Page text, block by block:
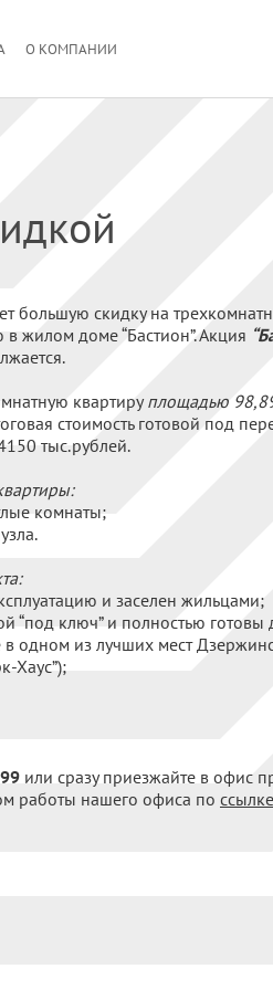
О КОМПАНИИ
большую скидку на
жилом доме “Бастион”. Акция
квартируплощадью
стоимость готовой под
тыс.рублей.
комнаты;
и заселен жильцами;
“под ключ” и полностью готовы
одном из лучших мест
Хаус”);
или сразу приезжайте в офис
работы нашего офиса по ссылке